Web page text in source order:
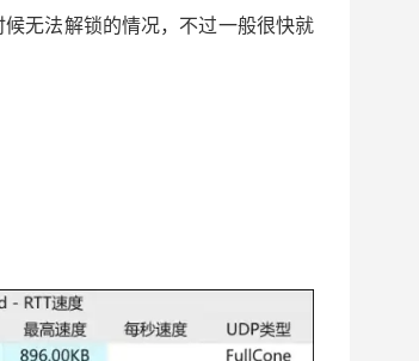
无法解锁的情况，不过一般很快就